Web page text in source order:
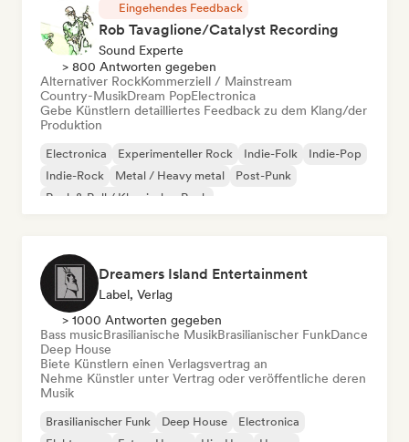
Eingehendes Feedback
Rob Tavaglione/Catalyst Recording
Sound Experte
> 800 Antworten gegeben
Alternativer RockKommerziell / Mainstream
Country-MusikDream PopElectronica
Gebe Künstlern detailliertes Feedback zu dem Klang/der
Produktion
Electronica Experimenteller Rock Indie-Folk
Indie-Pop
Indie-Rock
Metal / Heavy metal
Post-Punk
Rock & Roll / Klassischer Rock
Dreamers Island Entertainment
Label, Verlag
> 1000 Antworten gegeben
Bass musicBrasilianische MusikBrasilianischer FunkDance
Deep House
Biete Künstlern einen Verlagsvertrag an
Nehme Künstler unter Vertrag oder veröffentliche deren
Musik
Brasilianischer Funk Deep House
Electronica